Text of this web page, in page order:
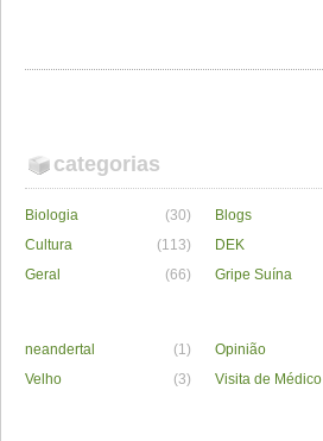
categorias
Biologia (30) Blogs
Cultura
(113) DEK
Geral
(66) Gripe Suína
neandertal (1) Opinião
Velho
(3) Visita de Médico